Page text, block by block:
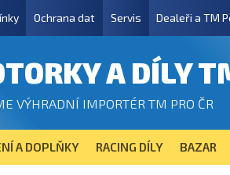
Ochrana dat Servis Dealeři a TM
A DÍLY
VÝHRADNÍ IMPORTÉR TM PRO ČR
A DOPLŇKY RACING DÍLY BAZAR